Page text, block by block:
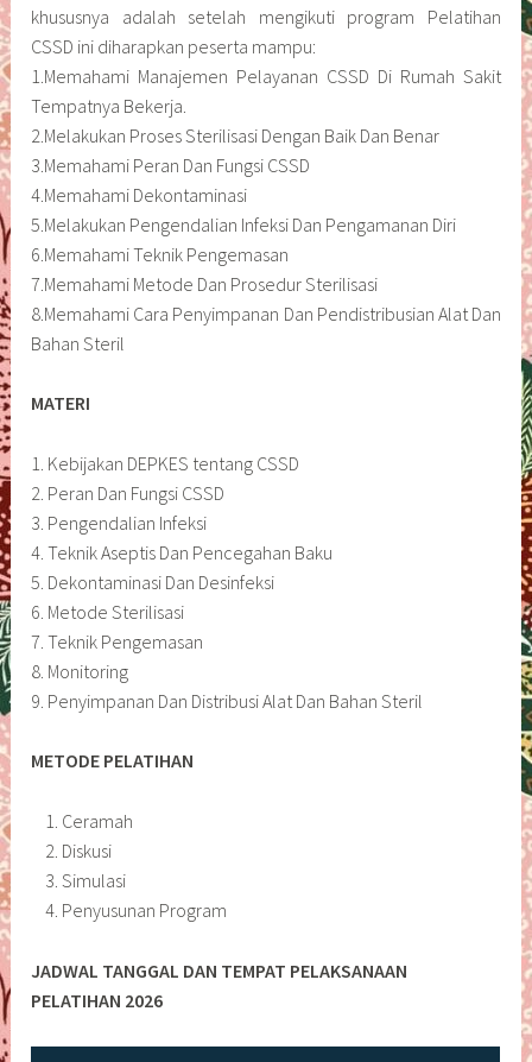
khususnya adalah setelah mengikuti program Pelatihan
CSSD ini diharapkan peserta mampu:
1.Memahami Manajemen Pelayanan CSSD Di Rumah Sakit
Tempatnya Bekerja.
2.Melakukan Proses Sterilisasi Dengan Baik Dan Benar
3.Memahami Peran Dan Fungsi CSSD
4.Memahami Dekontaminasi
5.Melakukan Pengendalian Infeksi Dan Pengamanan Diri
6.Memahami Teknik Pengemasan
7.Memahami Metode Dan Prosedur Sterilisasi
8.Memahami Cara Penyimpanan Dan Pendistribusian Alat Dan
Bahan Steril
MATERI
1. Kebijakan DEPKES tentang CSSD
2. Peran Dan Fungsi CSSD
3. Pengendalian Infeksi
4. Teknik Aseptis Dan Pencegahan Baku
5. Dekontaminasi Dan Desinfeksi
6. Metode Sterilisasi
7. Teknik Pengemasan
8. Monitoring
9. Penyimpanan Dan Distribusi Alat Dan Bahan Steril
METODE PELATIHAN
Ceramah
Diskusi
Simulasi
Penyusunan Program
JADWAL TANGGAL DAN TEMPAT PELAKSANAAN
PELATIHAN 2026